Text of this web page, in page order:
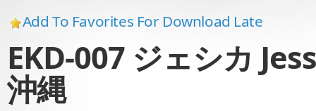
Add To Favorites For Download Late
EKD-007 ジェシカ
沖縄